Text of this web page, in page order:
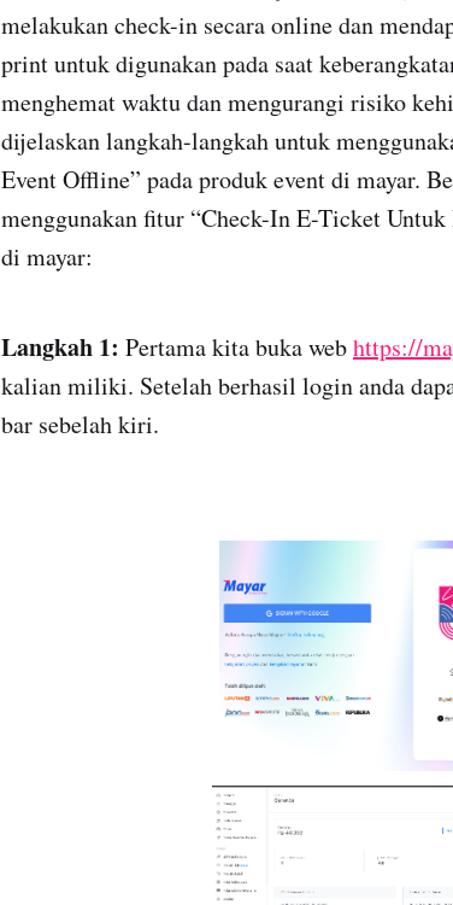
melakukan check-in secara online dan
print untuk digunakan pada saat
menghemat waktu dan mengurangi risiko
dijelaskan langkah-langkah untuk
Event Offline” pada produk event di mayar.
menggunakan fitur “Check-In E-Ticket
di mayar:
Langkah 1: Pertama kita buka webhttps://
kalian miliki. Setelah berhasil login anda
bar sebelah kiri.